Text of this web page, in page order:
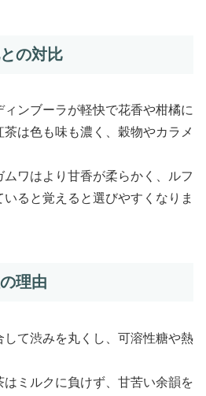
の対比
ンブーラが軽快で花香や柑橘に
は色も味も濃く、穀物やカラメ
ワはより甘香が柔らかく、ルフ
ると覚えると選びやすくなりま
理由
て渋みを丸くし、可溶性糖や熱
ミルクに負けず、甘苦い余韻を